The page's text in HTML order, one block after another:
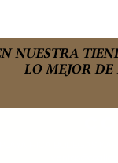
NUESTRA
LO MEJOR